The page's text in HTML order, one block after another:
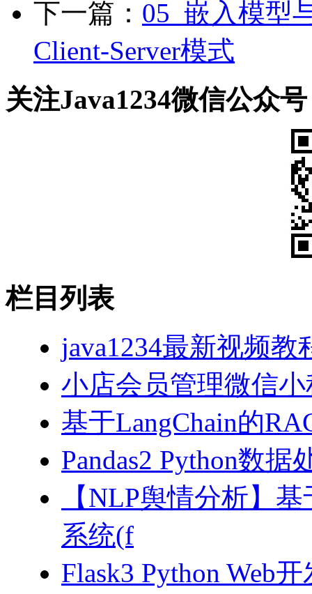
下一篇： 05_嵌入模型
Client-Server模式
关注Java1234微信公众号
栏目列表
java1234最新视频教
小店会员管理微信
基于LangChain的
Pandas2 Python数
【NLP舆情分析】
系统(f
Flask3 Python Web